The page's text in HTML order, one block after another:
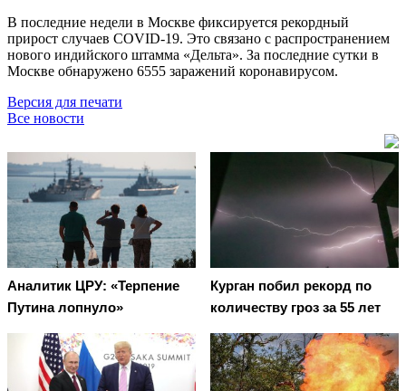
В последние недели в Москве фиксируется рекордный
прирост случаев COVID-19. Это связано с распространением
нового индийского штамма «Дельта». За последние сутки в
Москве обнаружено 6555 заражений коронавирусом.
Версия для печати
Все новости
Аналитик ЦРУ: «Терпение
Путина лопнуло»
Курган побил рекорд по
количеству гроз за 55 лет